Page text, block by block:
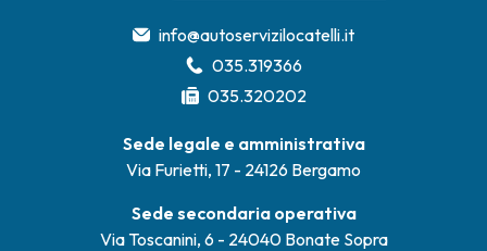
info@autoservizilocatelli.it
035.319366
035.320202
Sede legale e amministrativa
Via Furietti, 17 - 24126 Bergamo
Sede secondaria operativa
Via Toscanini, 6 - 24040 Bonate Sopra